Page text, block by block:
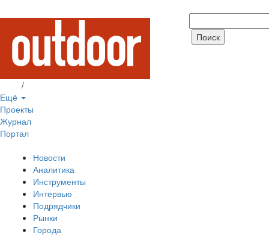
/
Ещё
Проекты
Журнал
Портал
Новости
Аналитика
Инструменты
Интервью
Подрядчики
Рынки
Города